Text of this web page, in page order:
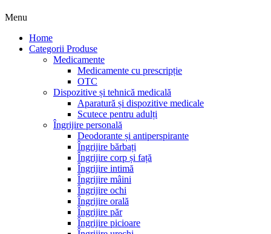
Menu
Home
Categorii Produse
Medicamente
Medicamente cu prescripție
OTC
Dispozitive și tehnică medicală
Aparatură și dispozitive medicale
Scutece pentru adulți
Îngrijire personală
Deodorante și antiperspirante
Îngrijire bărbați
Îngrijire corp și față
Îngrijire intimă
Îngrijire mâini
Îngrijire ochi
Îngrijire orală
Îngrijire păr
Îngrijire picioare